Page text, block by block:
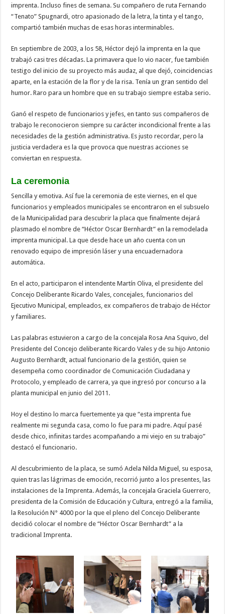
imprenta. Incluso fines de semana. Su compañero de ruta Fernando
“Tenato” Spugnardi, otro apasionado de la letra, la tinta y el tango,
compartió también muchas de esas horas interminables.
En septiembre de 2003, a los 58, Héctor dejó la imprenta en la que
trabajó casi tres décadas. La primavera que lo vio nacer, fue también
testigo del inicio de su proyecto más audaz, al que dejó, coincidencias
aparte, en la estación de la flor y de la risa. Tenía un gran sentido del
humor. Raro para un hombre que en su trabajo siempre estaba serio.
Ganó el respeto de funcionarios y jefes, en tanto sus compañeros de
trabajo le reconocieron siempre su carácter incondicional frente a las
necesidades de la gestión administrativa. Es justo recordar, pero la
justicia verdadera es la que provoca que nuestras acciones se
conviertan en respuesta.
La ceremonia
Sencilla y emotiva. Así fue la ceremonia de este viernes, en el que
funcionarios y empleados municipales se encontraron en el subsuelo
de la Municipalidad para descubrir la placa que finalmente dejará
plasmado el nombre de “Héctor Oscar Bernhardt” en la remodelada
imprenta municipal. La que desde hace un año cuenta con un
renovado equipo de impresión láser y una encuadernadora
automática.
En el acto, participaron el intendente Martín Oliva, el presidente del
Concejo Deliberante Ricardo Vales, concejales, funcionarios del
Ejecutivo Municipal, empleados, ex compañeros de trabajo de Héctor
y familiares.
Las palabras estuvieron a cargo de la concejala Rosa Ana Squivo, del
Presidente del Concejo deliberante Ricardo Vales y de su hijo Antonio
Augusto Bernhardt, actual funcionario de la gestión, quien se
desempeña como coordinador de Comunicación Ciudadana y
Protocolo, y empleado de carrera, ya que ingresó por concurso a la
planta municipal en junio del 2011.
Hoy el destino lo marca fuertemente ya que “esta imprenta fue
realmente mi segunda casa, como lo fue para mi padre. Aquí pasé
desde chico, infinitas tardes acompañando a mi viejo en su trabajo”
destacó el funcionario.
Al descubrimiento de la placa, se sumó Adela Nilda Miguel, su esposa,
quien tras las lágrimas de emoción, recorrió junto a los presentes, las
instalaciones de la Imprenta. Además, la concejala Graciela Guerrero,
presidenta de la Comisión de Educación y Cultura, entregó a la familia,
la Resolución N° 4000 por la que el pleno del Concejo Deliberante
decidió colocar el nombre de “Héctor Oscar Bernhardt” a la
tradicional Imprenta.